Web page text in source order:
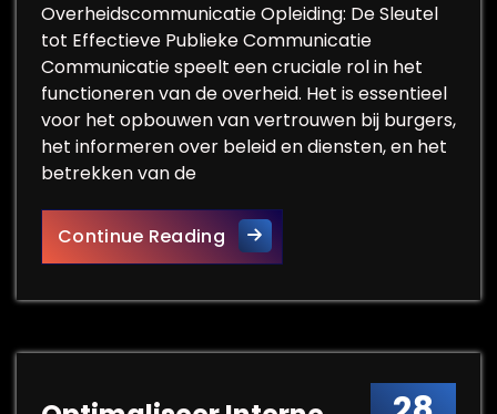
Overheidscommunicatie Opleiding: De Sleutel
tot Effectieve Publieke Communicatie
Communicatie speelt een cruciale rol in het
functioneren van de overheid. Het is essentieel
voor het opbouwen van vertrouwen bij burgers,
het informeren over beleid en diensten, en het
betrekken van de
Continue ReadingEffectieve